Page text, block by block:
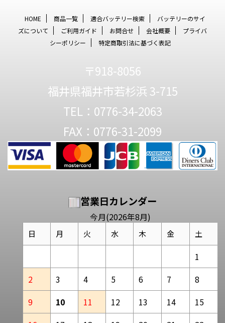
HOME 商品一覧 適合バッテリー検索
バッテリーのサイ
ズについて
ご利用ガイド お問合せ 会社概要
プライバ
シーポリシー
特定商取引法に基づく表記
〒918-8056
福井県福井市若杉浜 3-715
TEL：0776-34-2063
FAX：0776-31-2099
営業日カレンダー
今月(2026年8月)
日 月 火 水 木 金 土
1
2
3 4 5 6 7
8
9
10 11 12 13 14
15